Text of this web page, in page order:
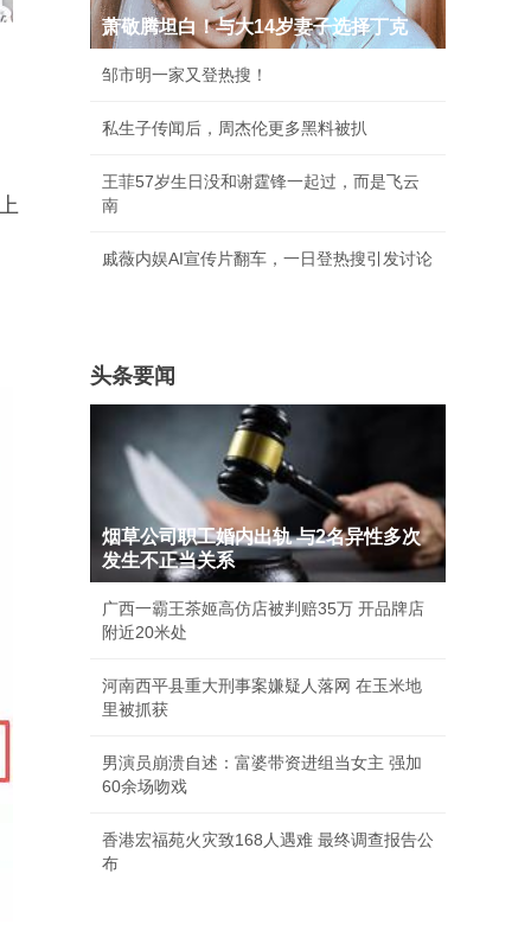
萧敬腾坦白！与大14岁妻子选择丁克
邹市明一家又登热搜！
私生子传闻后，周杰伦更多黑料被扒
王菲57岁生日没和谢霆锋一起过，而是飞云
南
戚薇内娱AI宣传片翻车，一日登热搜引发讨论
头条要闻
烟草公司职工婚内出轨 与2名异性多次
发生不正当关系
广西一霸王茶姬高仿店被判赔35万 开品牌店
附近20米处
河南西平县重大刑事案嫌疑人落网 在玉米地
里被抓获
男演员崩溃自述：富婆带资进组当女主 强加
60余场吻戏
香港宏福苑火灾致168人遇难 最终调查报告公
布